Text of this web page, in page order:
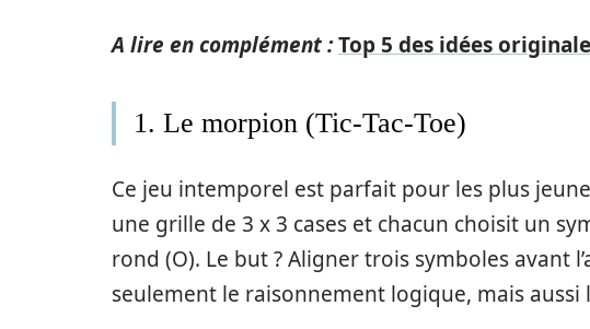
A lire en complément :Top 5 des idées
1. Le morpion (Tic-Tac-Toe)
Ce jeu intemporel est parfait pour les plus
une grille de 3 x 3 cases et chacun choisit un
rond (O). Le but ? Aligner trois symboles avant
seulement le raisonnement logique, mais aussi